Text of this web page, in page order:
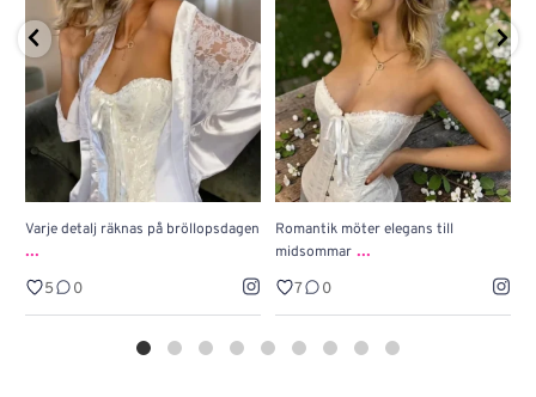
Varje detalj räknas på bröllopsdagen
...
5 0
Romantik möter elegans till
midsommar ...
7 0